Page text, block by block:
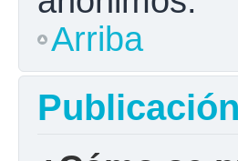
Arriba